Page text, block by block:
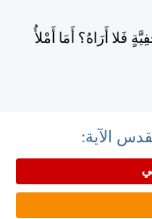
فَلا أَرَاهُ؟ أَمَا أَمْلأُ
الآية: